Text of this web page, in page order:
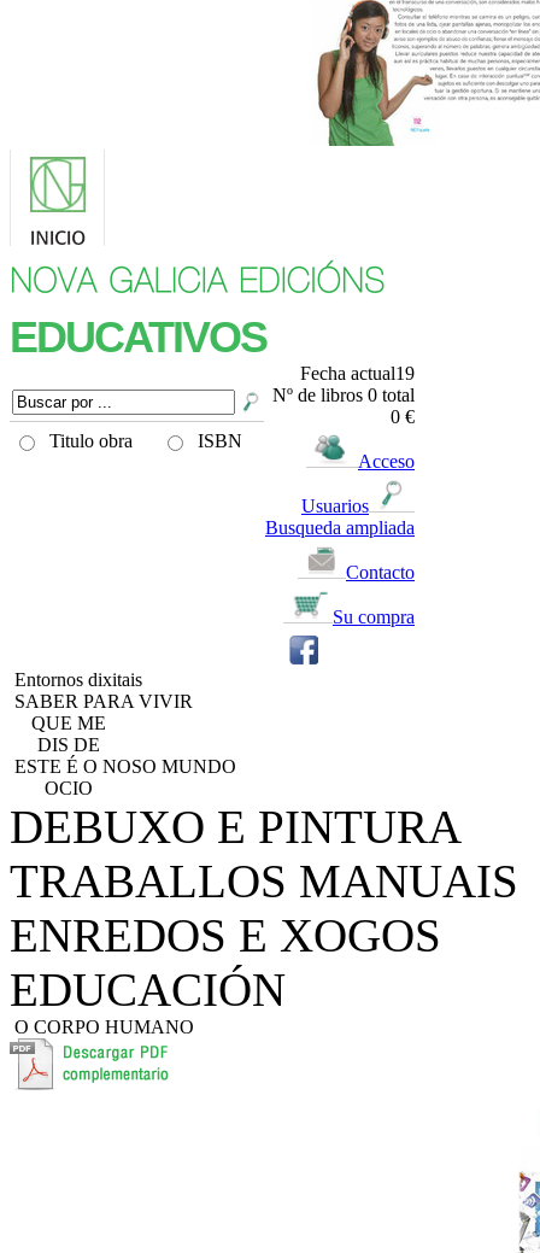
EDUCATIVOS
Titulo obra ISBN
Fecha actual19
Nº de libros 0 total
0 €
Acceso
Usuarios
Busqueda ampliada
Contacto
Su compra
Entornos dixitais
SABER PARA VIVIR
QUE ME
DIS DE
ESTE É O NOSO MUNDO
OCIO
DEBUXO E PINTURA
TRABALLOS MANUAIS
ENREDOS E XOGOS
EDUCACIÓN
O CORPO HUMANO